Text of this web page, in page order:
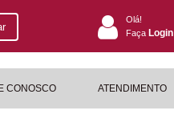
Olá!
Faça Login
CONOSCO ATENDIMENTO